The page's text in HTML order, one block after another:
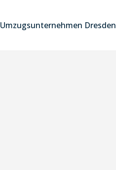
Umzugsunternehmen Dresden